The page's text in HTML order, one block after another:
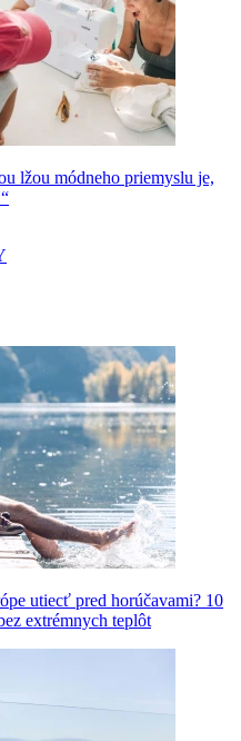
lžou módneho priemyslu je,
utiecť pred horúčavami? 10
extrémnych teplôt